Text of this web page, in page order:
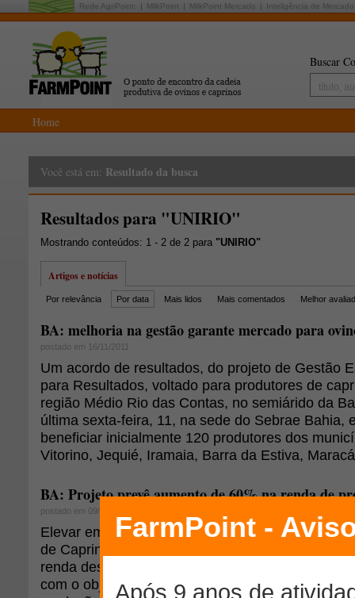
Rede AgriPoint: MilkPoint MilkPoint Mercado Inteligência de Mercado
Buscar
Home
Você está em: Resultado da busca
Resultados para "UNIRIO"
Mostrando conteúdos: 1 - 2 de 2 para "UNIRIO"
Artigos e notícias
Por relevância Por data Mais lidos Mais comentados Melhor
BA: melhoria na gestão garante mercado para
postado em 16/11/2011
Um acordo de resultados, do projeto de Gestão
para Resultados, voltado para produtores de
região Médio Rio das Contas, no semiárido da
última sexta-feira, 11, na sede do Sebrae Bahia,
beneficiar inicialmente 120 produtores dos
Vitorino, Jequié, Iramaia, Barra da Estiva,
BA: Projeto prevê aumento de 60% na renda de
postado em 09/11/2011
Elevar em 150% o número de famílias
de Caprinos e Ovinos do Médio Rio das Contas,
renda destes produtores e criar uma Central de
com o objetivo de realizar compras conjuntas